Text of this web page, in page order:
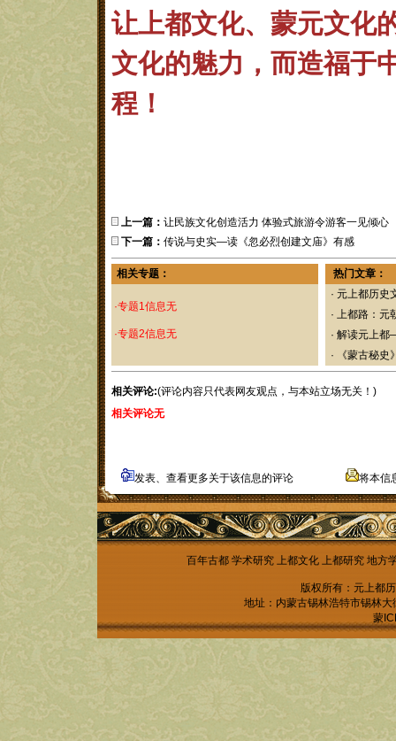
让上都文化、蒙元文化
文化的魅力，而造福于
程！
上一篇： 让民族文化创造活力 体验式旅游令游客一见倾心
下一篇： 传说与史实—读《忽必烈创建文庙》有感
相关专题：
·专题1信息无
·专题2信息无
热门文章：
· 元上都历史
· 上都路：元
· 解读元上都
·
《蒙古秘
相关评论:(评论内容只代表网友观点，与本站立场无关！)
相关评论无
发表、查看更多关于该信息的评论 将本信
百年古都 学术研究 上都文化 上都研究 地方
版权所有：元上都
地址：内蒙古锡林浩特市锡林
蒙